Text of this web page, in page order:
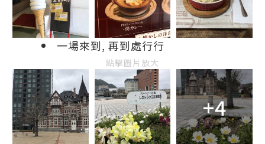
一場來到, 再到處行行
點擊圖片放大
+4